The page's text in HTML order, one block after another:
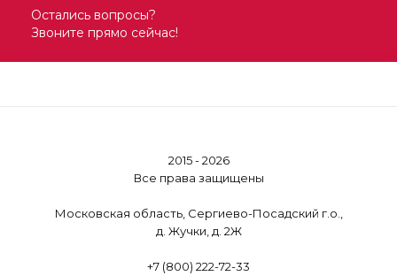
Остались вопросы?
Звоните прямо сейчас!
2015 - 2026
Все права защищены
Московская область, Сергиево-Посадский г.о.,
д. Жучки, д. 2Ж
+7 (800) 222-72-33